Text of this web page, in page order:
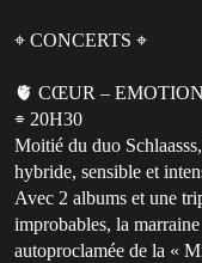
⌖ CONCERTS ⌖
🫀 CŒUR –
⌯ 20H30
Moitié du duo
hybride, sensible et
Avec 2 albums et une
improbables, la marraine
autoproclamée de la «